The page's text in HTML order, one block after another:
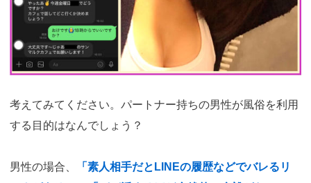
考えてみてください。パートナー持ちの男性が風俗を利用
する目的はなんでしょう？
男性の場合、
「素人相手だとLINEの履歴などでバレるリ